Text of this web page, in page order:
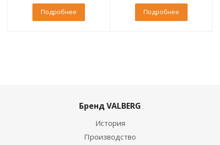
Подробнее Подробнее
Бренд VALBERG
История
Производство